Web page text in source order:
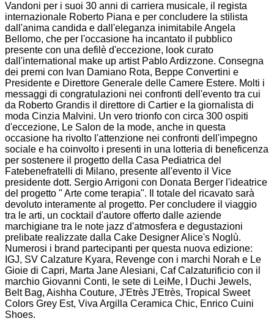
Vandoni per i suoi 30 anni di carriera musicale, il regista
internazionale Roberto Piana e per concludere la stilista
dall'anima candida e dall'eleganza inimitabile Angela
Bellomo, che per l'occasione ha incantato il pubblico
presente con una defilè d'eccezione, look curato
dall'international make up artist Pablo Ardizzone. Consegna
dei premi con Ivan Damiano Rota, Beppe Convertini e
Presidente e Direttore Generale delle Camere Estere. Molti i
messaggi di congratulazioni nei confronti dell'evento tra cui
da Roberto Grandis il direttore di Cartier e la giornalista di
moda Cinzia Malvini. Un vero trionfo con circa 300 ospiti
d'eccezione, Le Salon de la mode, anche in questa
occasione ha rivolto l'attenzione nei confronti dell'impegno
sociale e ha coinvolto i presenti in una lotteria di beneficenza
per sostenere il progetto della Casa Pediatrica del
Fatebenefratelli di Milano, presente all'evento il Vice
presidente dott. Sergio Arrigoni con Donata Berger l'ideatrice
del progetto " Arte come terapia". Il totale del ricavato sarà
devoluto interamente al progetto. Per concludere il viaggio
tra le arti, un cocktail d'autore offerto dalle aziende
marchigiane tra le note jazz d'atmosfera e degustazioni
prelibate realizzate dalla Cake Designer Alice's Noglù.
Numerosi i brand partecipanti per questa nuova edizione:
IGJ, SV Calzature Kyara, Revenge con i marchi Norah e Le
Gioie di Capri, Marta Jane Alesiani, Caf Calzaturificio con il
marchio Giovanni Conti, le sete di LeiMe, I Duchi Jewels,
Belt Bag, Aishha Couture, J'Etrès J'Etrès, Tropical Sweet
Colors Grey Est, Viva Argilla Ceramica Chic, Enrico Cuini
Shoes.